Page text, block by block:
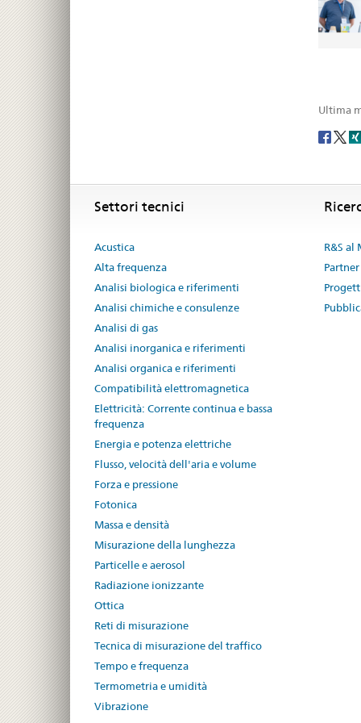
Ultima
Social
Settori tecnici
Acustica
Alta frequenza
Analisi biologica e riferimenti
Analisi chimiche e consulenze
Analisi di gas
Analisi inorganica e riferimenti
Analisi organica e riferimenti
Compatibilità elettromagnetica
Elettricità: Corrente continua e bassa
frequenza
Energia e potenza elettriche
Flusso, velocità dell'aria e volume
Forza e pressione
Fotonica
Massa e densità
Misurazione della lunghezza
Particelle e aerosol
Radiazione ionizzante
Ottica
Reti di misurazione
Tecnica di misurazione del traffico
Tempo e frequenza
Termometria e umidità
Vibrazione
R&S al